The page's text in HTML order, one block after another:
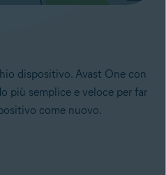
dispositivo. Avast One con
più semplice e veloce per far
come nuovo.